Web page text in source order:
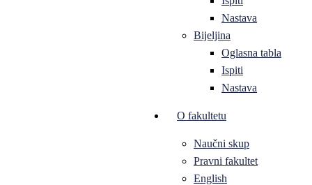
Nastava
Bijeljina
Oglasna tabla
Ispiti
Nastava
O fakultetu
Naučni skup
Pravni fakultet
English